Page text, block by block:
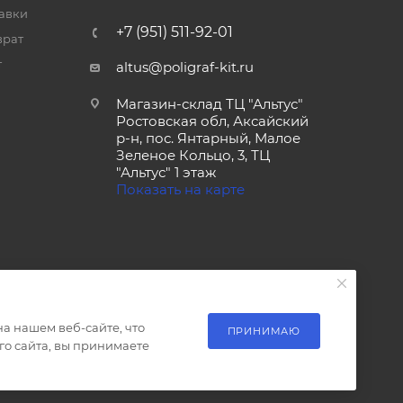
+7 (951) 511-92-01
altus@poligraf-kit.ru
Магазин-склад ТЦ "Альтус"
Ростовская обл, Аксайский
р-н, пос. Янтарный, Малое
Зеленое Кольцо, 3, ТЦ
"Альтус" 1 этаж
Показать на карте
нашем веб-сайте, что
сайта, вы принимаете
ПРИНИМАЮ